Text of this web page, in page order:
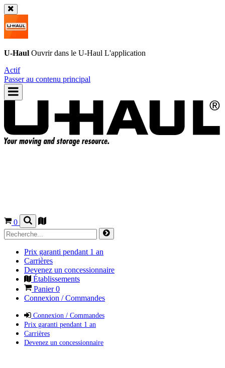
U-Haul Ouvrir dans le U-Haul L'application
Actif
Passer au contenu principal
0
Prix garanti pendant 1 an
Carrières
Devenez un concessionnaire
Établissements
Panier0
Connexion / Commandes
Connexion / Commandes
Prix garanti pendant 1 an
Carrières
Devenez un concessionnaire